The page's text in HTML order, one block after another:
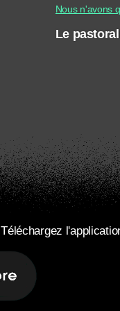
Nous n'avons
Le
Téléchargez